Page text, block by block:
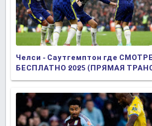
Челси - Саутгемптон где
БЕСПЛАТНО 2025 (ПРЯМАЯ